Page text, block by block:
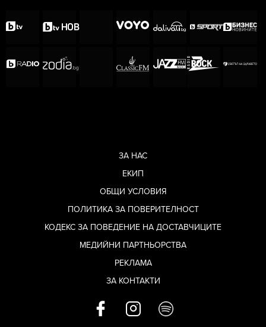
ЗА НАС
ЕКИП
ОБЩИ УСЛОВИЯ
ПОЛИТИКА ЗА ПОВЕРИТЕЛНОСТ
КОДЕКС ЗА ПОВЕДЕНИЕ НА ДОСТАВЧИЦИТЕ
МЕДИЙНИ ПАРТНЬОРСТВА
РЕКЛАМА
ЗА КОНТАКТИ